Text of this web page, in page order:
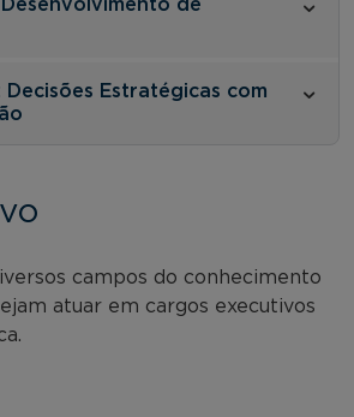
de
Decisões Estratégicas com
campos do conhecimento
atuar em cargos executivos